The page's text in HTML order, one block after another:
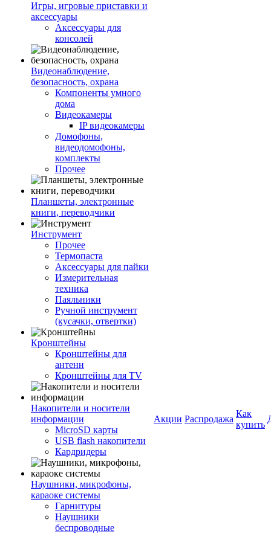
Игры, игровые приставки и
аксессуары
Аксессуары для
консолей
Видеонаблюдение,
безопасность, охрана
Компоненты умного
дома
Видеокамеры
IP видеокамеры
Домофоны,
видеодомофоны,
комплекты
Прочее
Планшеты, электронные
книги, переводчики
Инструмент
Прочее
Термопаста
Аксессуары для пайки
Измерительная
техника
Паяльники
Ручной инструмент
(кусачки, отвертки)
Кронштейны
Кронштейны для
антенн
Кронштейны для TV
Накопители и носители
информации
MicroSD карты
USB flash накопители
Кардридеры
Наушники, микрофоны,
караоке системы
Гарнитуры
Наушники
беспроводные
Акции Распродажа
Как
купить